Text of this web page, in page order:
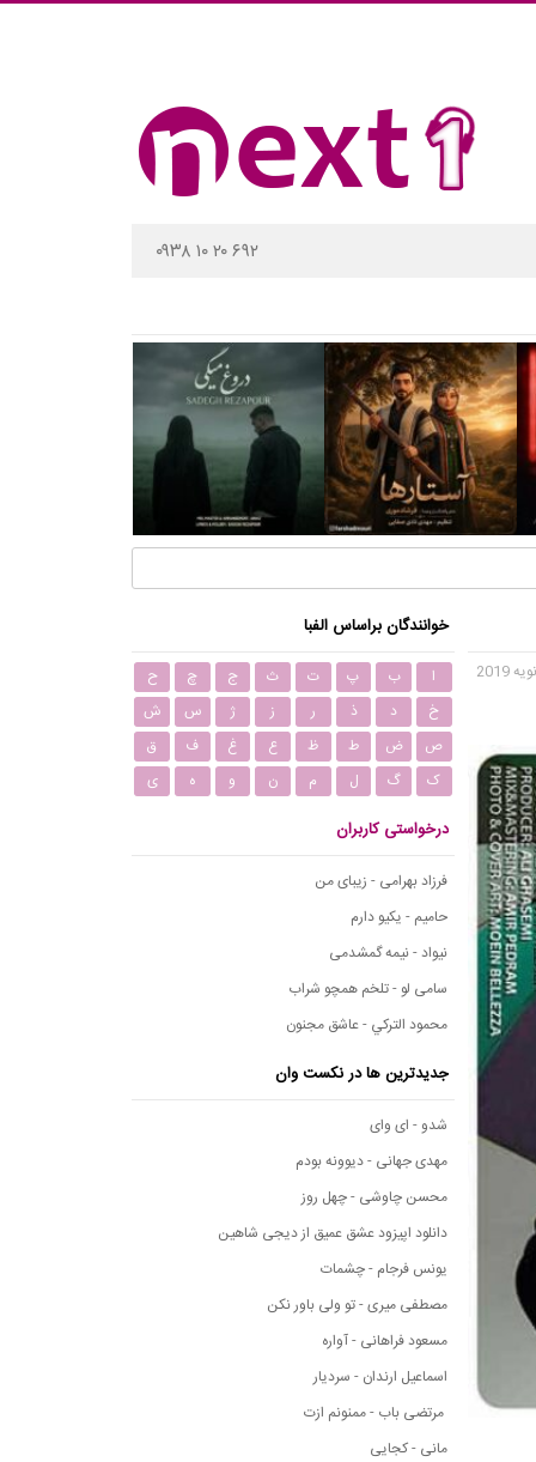
۰۹۳۸ ۱۰ ۲۰ ۶۹۲
خوانندگان براساس الفبا
ا ب پ ت ث ج چ
ح
خ
د ذ ر ز ژ س
ش
ص
ض ط ظ ع غ ف
ق
ک
گ ل م ن و ه ی
درخواستی کاربران
فرزاد بهرامی - زیبای من
حامیم - یکیو دارم
نیواد - نیمه گمشدمی
سامی لو - تلخم همچو شراب
محمود التركي - عاشق مجنون
جدیدترین ها در نکست وان
شدو - ای وای
مهدی جهانی - دیوونه بودم
محسن چاوشی - چهل روز
دانلود اپیزود عشق عمیق از دیجی شاهین
یونس فرجام - چشمات
مصطفی میری - تو ولی باور نکن
مسعود فراهانی - آواره
اسماعیل ارندان - سردیار
مرتضی باب - ممنونم ازت
مانی - کجایی